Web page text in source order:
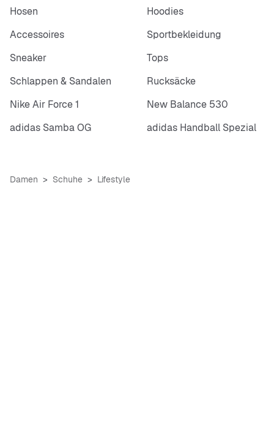
Hosen
Hoodies
Accessoires
Sportbekleidung
Sneaker
Tops
Schlappen & Sandalen
Rucksäcke
Nike Air Force 1
New Balance 530
adidas Samba OG
adidas Handball Spezial
Damen Schuhe Lifestyle